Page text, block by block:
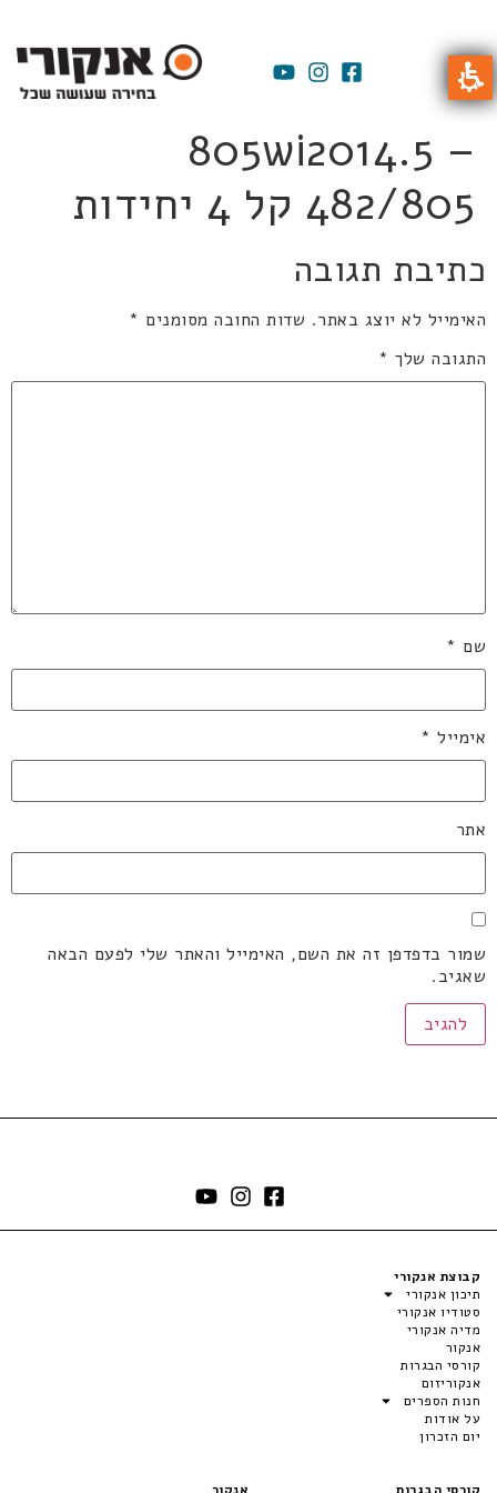
805wi2014.5 –
482/805 קל 4 יחידות
כתיבת תגובה
האימייל לא יוצג באתר. שדות החובה מסומנים *
התגובה שלך *
שם *
אימייל *
אתר
שמור בדפדפן זה את השם, האימייל והאתר שלי לפעם הבאה
שאגיב.
קבוצת אנקורי
תיכון אנקורי
סטודיו אנקורי
מדיה אנקורי
אנקור
קורסי הבגרות
אנקוריזום
חנות הספרים
על אודות
יום הזכרון